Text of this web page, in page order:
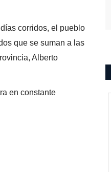
corridos, el pueblo
que se suman a las
Alberto
en constante